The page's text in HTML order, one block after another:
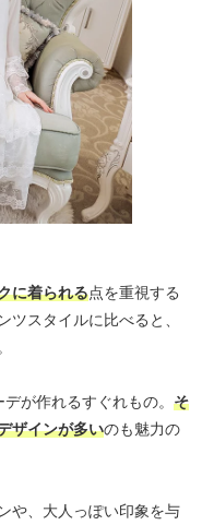
に着られる点を重視する
ツスタイルに比べると、
が作れるすぐれもの。 そ
ザインが多いのも魅力の
や、大人っぽい印象を与